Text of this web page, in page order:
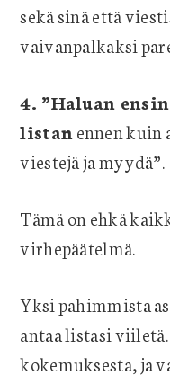
sekä sinä että
vaivanpalkaksi
4. ”Haluan
listan ennen kuin
viestejä ja myydä”.
Tämä on ehkä
virhepäätelmä.
Yksi pahimmista
antaa listasi
kokemuksesta, ja